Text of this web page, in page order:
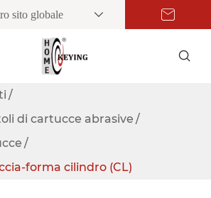
sito globale
di cartucce abrasive
forma cilindro (CL)